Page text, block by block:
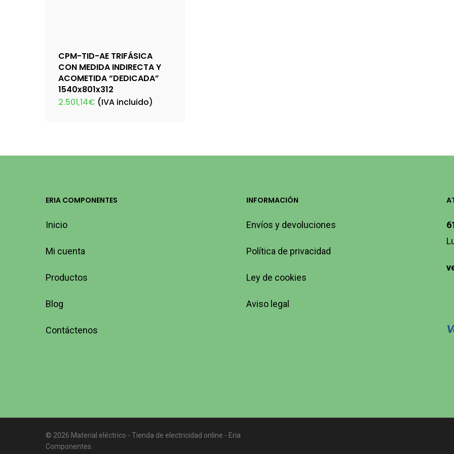
CPM-TID-AE TRIFÁSICA
CON MEDIDA INDIRECTA Y
ACOMETIDA “DEDICADA”
1540x801x312
2.501,14€ (IVA incluido)
ERIA COMPONENTES
Inicio
Mi cuenta
Productos
Blog
Contáctenos
INFORMACIÓN
Envíos y devoluciones
Política de privacidad
Ley de cookies
Aviso legal
© 2026 Material eléctrico - Tienda de electricidad online - Eria
Componentes.